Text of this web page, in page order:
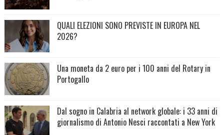
QUALI ELEZIONI SONO PREVISTE IN EUROPA NEL
2026?
Una moneta da 2 euro per i 100 anni del Rotary in
Portogallo
Dal sogno in Calabria al network globale: i 33 anni di
giornalismo di Antonio Nesci raccontati a New York